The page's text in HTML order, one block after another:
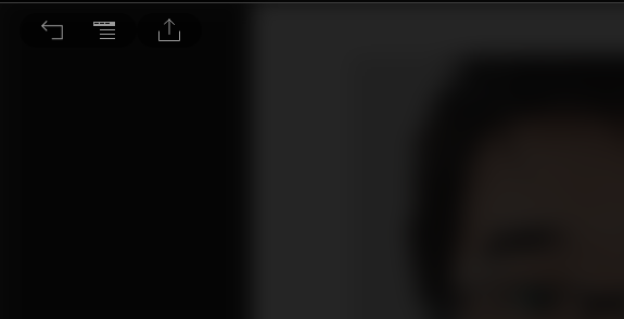
銀行調低投資物信貸額 僅債樓提供高槓桿